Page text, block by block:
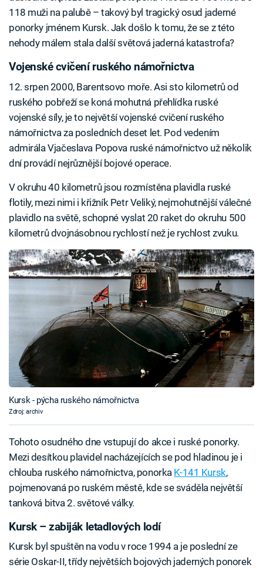
118 muži na palubě – takový byl tragický osud jaderné
ponorky jménem Kursk. Jak došlo k tomu, že se z této
nehody málem stala další světová jaderná katastrofa?
Vojenské cvičení ruského námořnictva
12. srpen 2000, Barentsovo moře. Asi sto kilometrů od
ruského pobřeží se koná mohutná přehlídka ruské
vojenské síly, je to největší vojenské cvičení ruského
námořnictva za posledních deset let. Pod vedením
admirála Vjačeslava Popova ruské námořnictvo už několik
dní provádí nejrůznější bojové operace.
V okruhu 40 kilometrů jsou rozmístěna plavidla ruské
flotily, mezi nimi i křižník Petr Veliký, nejmohutnější válečné
plavidlo na světě, schopné vyslat 20 raket do okruhu 500
kilometrů dvojnásobnou rychlostí než je rychlost zvuku.
Kursk - pýcha ruského námořnictva
Zdroj: archiv
Tohoto osudného dne vstupují do akce i ruské ponorky.
Mezi desítkou plavidel nacházejících se pod hladinou je i
chlouba ruského námořnictva, ponorka K-141 Kursk,
pojmenovaná po ruském městě, kde se sváděla největší
tanková bitva 2. světové války.
Kursk – zabiják letadlových lodí
Kursk byl spuštěn na vodu v roce 1994 a je poslední ze
série Oskar-II, třídy největších bojových jaderných ponorek